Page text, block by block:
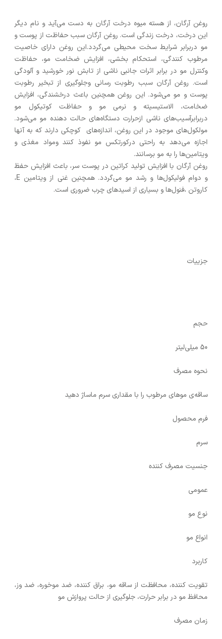
روغن آرگان، از هسته میوه درخت آرگان به دست می‌آید و نام دیگر
این درخت، درخت زندگی است. روغن آرگان سبب حفاظت از پوست و
مو دربرابر شرایط سخت محیطی می‌گردد.این روغن دارای خاصیت
مرطوب کنندگی، استحکام بخشی، افزایش ضخامت مو، حفاظت
وکنترل مو در برابر اثرات جانبی ناشی از تابش نور خورشید و آلودگی
است. روغن آرگان سبب رطوبت رسانی وجلوگیری از تبخیر رطوبت
پوست و مو می‌شود. این روغن همچنین باعث درخشندگی، افزایش
ضخامت، الاستیسیته و نرمی مو و حفاظت کوتیکول مو
دربرابرآسیب‌های ناشی ازحرارت دستگاه‌های حالت دهنده مو می‌شود.
مولکول‌های موجود در این روغن، اندازه‌های کوچکی دارند که به آنها
اجازه می‌دهد به راحتی درکورتکس مو نفوذ کنند ومواد مغذی و
ویتامین‌ها را به مو برسانند.
روغن آرگان با افزایش تولید کراتین در پوست سر، باعث افزایش حفظ
و دوام فولیکول‌ها و رشد مو می‌گردد. همچنین غنی از ویتامین E،
کاروتن ،فنول‌ها و بسیاری از اسیدهای چرب ضروری است.
جزییات
حجم
50 میلی‌لیتر
نحوه‌ مصرف
ساقه‌ی موهای مرطوب را با مقداری سرم ماساژ دهید
فرم محصول
سرم
جنسیت مصرف کننده
عمومی
نوع مو
انواع مو
کاربرد
تقویت کننده، محافظت از ساقه مو، براق کننده، ضد موخوره، ضد وز،
محافظ مو در برابر حرارت، جلوگیری از حالت پروازش مو
زمان مصرف